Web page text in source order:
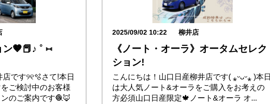
🤎📕♪ ˚ ⑅
です୨୧🫧さて!本日
ご検討中のお客様
のご案内です🧶🦊
2025/09/02 10:22 柳井店
《ノート・オーラ》オータムセレク
ション!
こんにちは！山口日産柳井店です( ⁎ᵕᴗᵕ⁎ )本日
は大人気ノート&オーラをご購入をお考えの
方必須山口日産限定🍁ノート&オーラ オ...